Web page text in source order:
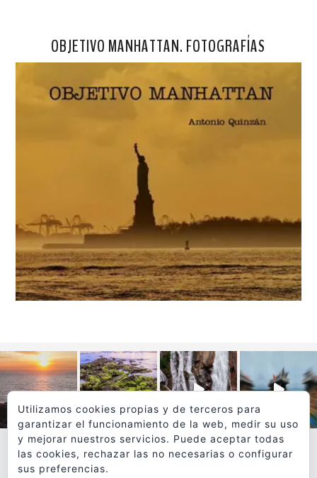
OBJETIVO MANHATTAN. FOTOGRAFÍAS
VER MÁS
Utilizamos cookies propias y de terceros para
garantizar el funcionamiento de la web, medir su uso
y mejorar nuestros servicios. Puede aceptar todas
las cookies, rechazar las no necesarias o configurar
sus preferencias.